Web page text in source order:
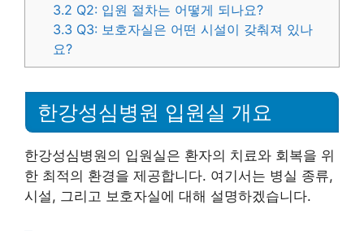
3.2 Q2: 입원 절차는 어떻게 되나요?
3.3 Q3: 보호자실은 어떤 시설이 갖춰져 있나
요?
한강성심병원 입원실 개요
한강성심병원의 입원실은 환자의 치료와 회복을 위
한 최적의 환경을 제공합니다. 여기서는 병실 종류,
시설, 그리고 보호자실에 대해 설명하겠습니다.